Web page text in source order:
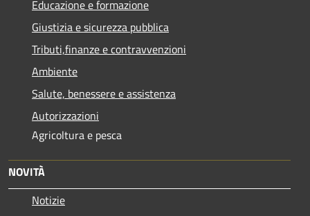
Educazione e formazione
Giustizia e sicurezza pubblica
Tributi,finanze e contravvenzioni
Ambiente
Salute, benessere e assistenza
Autorizzazioni
Agricoltura e pesca
NOVITÀ
Notizie